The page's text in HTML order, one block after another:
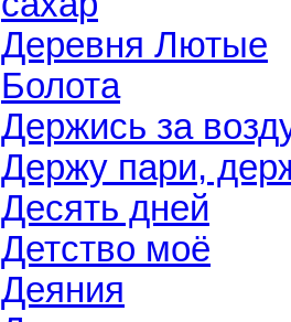
Деревня Лютые
Болота
Держись за
Держу пари,
Десять дней
Детство моё
Деяния